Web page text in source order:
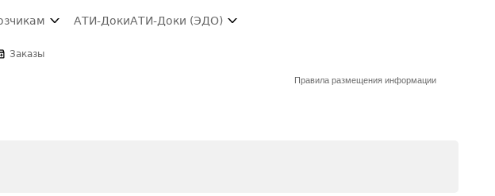
АТИ-ДокиАТИ-Доки (ЭДО)
Заказы
Правила размещения информации